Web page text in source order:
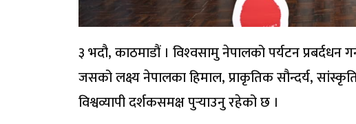
३ भदौ, काठमाडौं । विश्‍वसामु नेपालको पर्यटन प्रबर्दधन
जसको लक्ष्य नेपालका हिमाल, प्राकृतिक सौन्दर्य,
विश्वव्यापी दर्शकसमक्ष पुर्‍याउनु रहेको छ ।